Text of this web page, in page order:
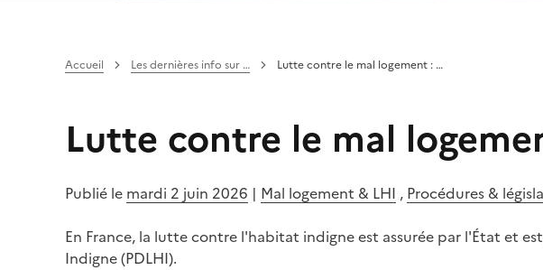
Accueil Les dernières info sur … Lutte contre le mal logement : …
Lutte contre le mal
Publié le mardi 2 juin 2026 | Mal logement & LHI , Procédures &
En France, la lutte contre l'habitat indigne est assurée par l'État et
Indigne (PDLHI).